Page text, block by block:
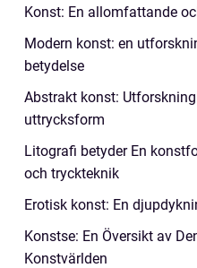
Konst: En allomfattande
Modern konst: en
betydelse
Abstrakt konst:
uttrycksform
Litografi betyder En
och tryckteknik
Erotisk konst: En
Konstse: En Översikt av
Konstvärlden